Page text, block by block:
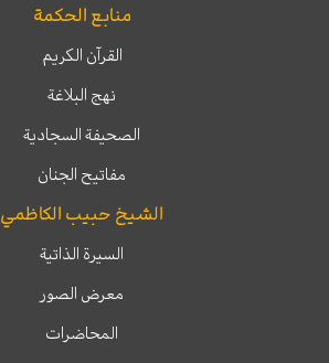
منابع الحكمة
القرآن الكريم
نهج البلاغة
الصحيفة السجادية
مفاتيح الجنان
الشيخ حبيب الكاظمي
السيرة الذاتية
معرض الصور
المحاضرات